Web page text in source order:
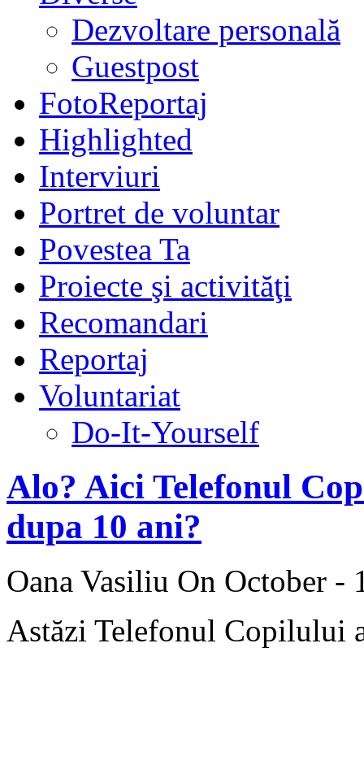
Dezvoltare personală
Guestpost
FotoReportaj
Highlighted
Interviuri
Portret de voluntar
Povestea Ta
Proiecte şi activităţi
Recomandari
Reportaj
Voluntariat
Do-It-Yourself
Alo? Aici Telefonul
dupa 10 ani?
Oana Vasiliu On October -
Astăzi Telefonul Copilului